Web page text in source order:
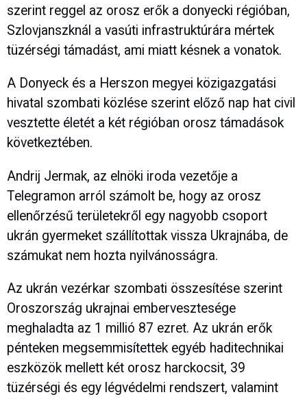
szerint reggel az orosz erők a donyecki régióban,
Szlovjanszknál a vasúti infrastruktúrára mértek
tüzérségi támadást, ami miatt késnek a vonatok.
A Donyeck és a Herszon megyei közigazgatási
hivatal szombati közlése szerint előző nap hat civil
vesztette életét a két régióban orosz támadások
következtében.
Andrij Jermak, az elnöki iroda vezetője a
Telegramon arról számolt be, hogy az orosz
ellenőrzésű területekről egy nagyobb csoport
ukrán gyermeket szállítottak vissza Ukrajnába, de
számukat nem hozta nyilvánosságra.
Az ukrán vezérkar szombati összesítése szerint
Oroszország ukrajnai embervesztesége
meghaladta az 1 millió 87 ezret. Az ukrán erők
pénteken megsemmisítettek egyéb haditechnikai
eszközök mellett két orosz harckocsit, 39
tüzérségi és egy légvédelmi rendszert, valamint